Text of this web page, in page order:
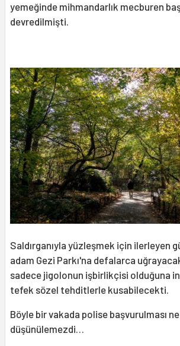
yemeğinde mihmandarlık mecburen
devredilmişti.
Saldırganıyla yüzleşmek için ilerleyen
adam Gezi Parkı'na defalarca
sadece jigolonun işbirlikçisi olduğuna
tefek sözel tehditlerle kusabilecekti.
Böyle bir vakada polise başvurulması
düşünülemezdi…